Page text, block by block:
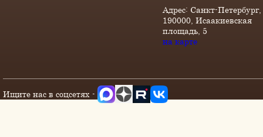
Адрес: Санкт-Петербург,
190000, Исаакиевская
площадь, 5
на карте
Ищите нас в соцсетях -